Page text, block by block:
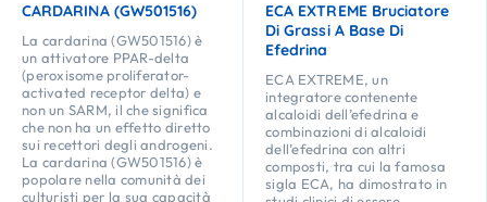
CARDARINA (GW501516)
La cardarina (GW501516) è
un attivatore PPAR-delta
(peroxisome proliferator-
activated receptor delta) e
non un SARM, il che significa
che non ha un effetto diretto
sui recettori degli androgeni.
La cardarina (GW501516) è
popolare nella comunità dei
culturisti per la sua capacità
ECA EXTREME Bruciatore
Di Grassi A Base Di
Efedrina
ECA EXTREME, un
integratore contenente
alcaloidi dell’efedrina e
combinazioni di alcaloidi
dell’efedrina con altri
composti, tra cui la famosa
sigla ECA, ha dimostrato in